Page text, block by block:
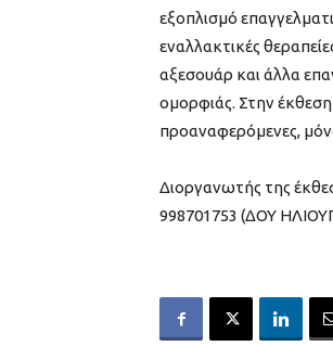
εξοπλισμό
εναλλακτικές
αξεσουάρ και άλλα
ομορφιάς. Στην
προαναφερόμενες,
Διοργανωτής της
998701753 (ΔΟΥ